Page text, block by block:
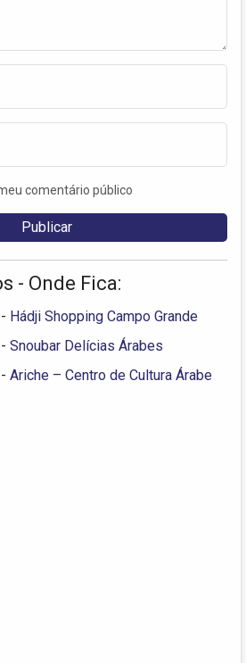
comentário público
- Onde Fica:
- Hádji Shopping Campo Grande
- Snoubar Delícias Árabes
- Ariche – Centro de Cultura Árabe